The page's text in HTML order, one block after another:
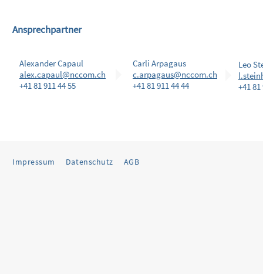
Ansprechpartner
Alexander Capaul
alex.capaul@nccom.ch
+41 81 911 44 55
Carli Arpagaus
c.arpagaus@nccom.ch
+41 81 911 44 44
Leo
+41 81
Impressum Datenschutz AGB